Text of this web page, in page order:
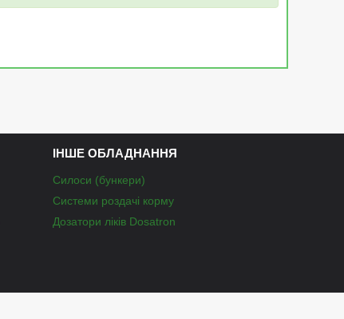
ІНШЕ ОБЛАДНАННЯ
Силоси (бункери)
Системи роздачі корму
Дозатори ліків Dosatron